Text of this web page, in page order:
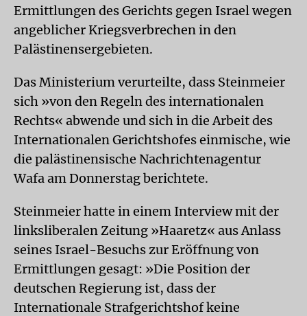
Ermittlungen des Gerichts gegen Israel wegen
angeblicher Kriegsverbrechen in den
Palästinensergebieten.
Das Ministerium verurteilte, dass Steinmeier
sich »von den Regeln des internationalen
Rechts« abwende und sich in die Arbeit des
Internationalen Gerichtshofes einmische, wie
die palästinensische Nachrichtenagentur
Wafa am Donnerstag berichtete.
Steinmeier hatte in einem Interview mit der
linksliberalen Zeitung »Haaretz« aus Anlass
seines Israel-Besuchs zur Eröffnung von
Ermittlungen gesagt: »Die Position der
deutschen Regierung ist, dass der
Internationale Strafgerichtshof keine